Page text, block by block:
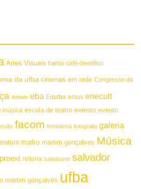
Artes Visuais bahia café científico
da ufba cinemas em rede Congresso da
debate eba Edufba emus enecult
música escola de teatro evento evento
facom feminismo fotografia galeria
mafro martim gonçalves Música
proext reitoria saladearte salvador
martim gonçalves ufba